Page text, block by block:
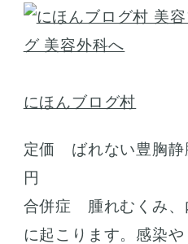
にほんブログ村
定価 ばれない豊胸静
円
合併症 腫れむくみ、
に起こります。感染